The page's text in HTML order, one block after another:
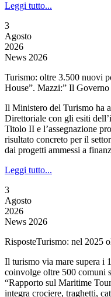
Leggi tutto...
3
Agosto
2026
News 2026
Turismo: oltre 3.500 nuovi
House”. Mazzi:” Il
Il Ministero del Turismo ha
Direttoriale con gli esiti
Titolo II e l’assegnazione
risultato concreto per il
dai progetti ammessi a
Leggi tutto...
3
Agosto
2026
News 2026
RisposteTurismo: nel 2025
Il turismo via mare supera i
coinvolge oltre 500 comuni
“Rapporto sul Maritime
integra crociere, traghetti,